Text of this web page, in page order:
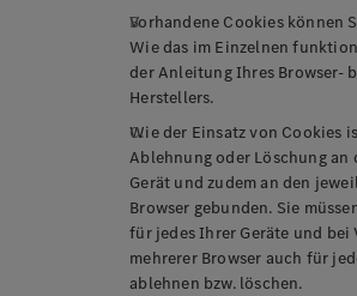
Vorhandene Cookies können
Wie das im Einzelnen
der Anleitung Ihres Browser-
Herstellers.
Wie der Einsatz von Cookies
Ablehnung oder Löschung an
Gerät und zudem an den
Browser gebunden. Sie
für jedes Ihrer Geräte und bei
mehrerer Browser auch für
ablehnen bzw. löschen.